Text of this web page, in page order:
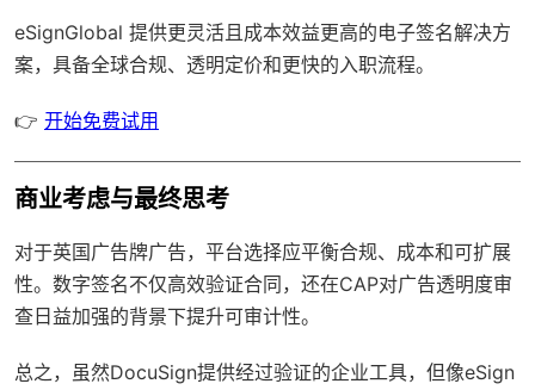
eSignGlobal 提供更灵活且成本效益更高的电子签名解决方
案，具备全球合规、透明定价和更快的入职流程。
👉 开始免费试用
商业考虑与最终思考
对于英国广告牌广告，平台选择应平衡合规、成本和可扩展
性。数字签名不仅高效验证合同，还在CAP对广告透明度审
查日益加强的背景下提升可审计性。
总之，虽然DocuSign提供经过验证的企业工具，但像eSign